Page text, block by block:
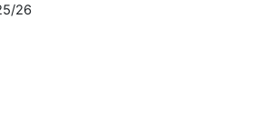
26